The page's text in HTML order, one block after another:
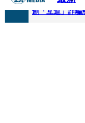
快訊
創「互道」詐騙